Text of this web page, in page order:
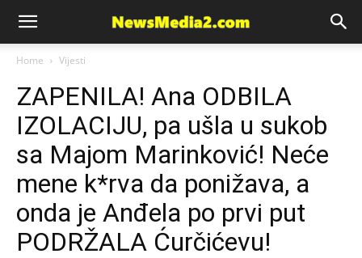
News
Media
Home Vijesti
ZAPENILA! Ana ODBILA
IZOLACIJU, pa ušla u sukob
sa Majom Marinković! Neće
mene k*rva da ponižava, a
onda je Anđela po prvi put
PODRŽALA Ćurčićevu!